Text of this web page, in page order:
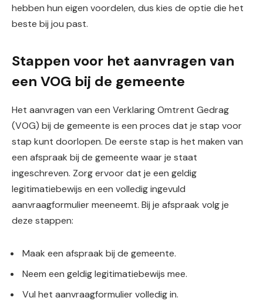
hebben hun eigen voordelen, dus kies de optie die het
beste bij jou past.
Stappen voor het aanvragen van
een VOG bij de gemeente
Het aanvragen van een Verklaring Omtrent Gedrag
(VOG) bij de gemeente is een proces dat je stap voor
stap kunt doorlopen. De eerste stap is het maken van
een afspraak bij de gemeente waar je staat
ingeschreven. Zorg ervoor dat je een geldig
legitimatiebewijs en een volledig ingevuld
aanvraagformulier meeneemt. Bij je afspraak volg je
deze stappen:
Maak een afspraak bij de gemeente.
Neem een geldig legitimatiebewijs mee.
Vul het aanvraagformulier volledig in.